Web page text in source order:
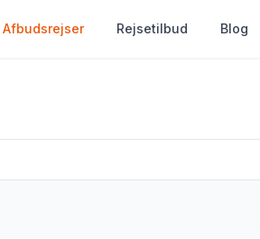
Afbudsrejser Rejsetilbud Blog